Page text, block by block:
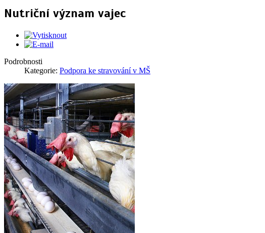
Nutriční význam vajec
Podrobnosti
Kategorie: Podpora ke stravování v MŠ